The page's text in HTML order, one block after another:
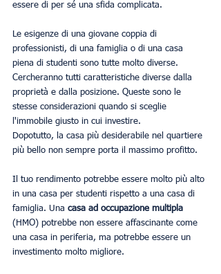
essere di per sé una sfida complicata.
Le esigenze di una giovane coppia di
professionisti, di una famiglia o di una casa
piena di studenti sono tutte molto diverse.
Cercheranno tutti caratteristiche diverse dalla
proprietà e dalla posizione. Queste sono le
stesse considerazioni quando si sceglie
l'immobile giusto in cui investire.
Dopotutto, la casa più desiderabile nel quartiere
più bello non sempre porta il massimo profitto.
Il tuo rendimento potrebbe essere molto più alto
in una casa per studenti rispetto a una casa di
famiglia. Una casa ad occupazione multipla
(HMO) potrebbe non essere affascinante come
una casa in periferia, ma potrebbe essere un
investimento molto migliore.